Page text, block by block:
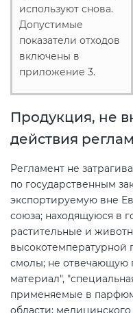
используют снова.
Допустимые
показатели отходов
включены в
приложение 3.
Продукция, не
действия
Регламент не
по государственным
экспортируемую вне
союза; находящуюся в
растительные и
высокотемпературной
смолы; не отвечающую
материал",
применяемые в
области;